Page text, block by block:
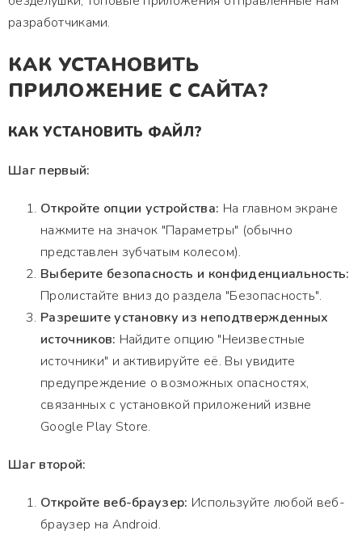
разработчиками.
КАК УСТАНОВИТЬ
ПРИЛОЖЕНИЕ С САЙТА?
КАК УСТАНОВИТЬ ФАЙЛ?
Шаг первый:
Откройте опции устройства: На главном экране
нажмите на значок "Параметры" (обычно
представлен зубчатым колесом).
Выберите безопасность и конфиденциальность:
Пролистайте вниз до раздела "Безопасность".
Разрешите установку из неподтвержденных
источников: Найдите опцию "Неизвестные
источники" и активируйте её. Вы увидите
предупреждение о возможных опасностях,
связанных с установкой приложений извне
Google Play Store.
Шаг второй:
Откройте веб-браузер: Используйте любой веб-
браузер на Android.